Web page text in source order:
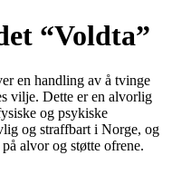
“Voldta”
en handling av å tvinge
vilje. Dette er en alvorlig
og psykiske
og straffbart i Norge, og
alvor og støtte ofrene.